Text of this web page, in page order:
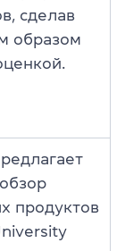
сделав
образом
продуктов